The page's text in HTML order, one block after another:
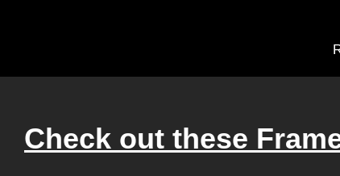
Check out these